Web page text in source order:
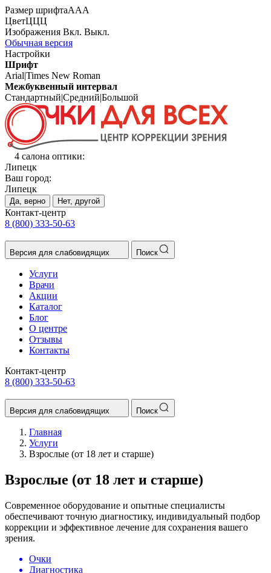
Размер шрифтаААА
ЦветЦЦЦ
Изображения Вкл. Выкл.
Обычная версия
Настройки
Шрифт
Arial|Times New Roman
Межбуквенный интервал
Стандартный|Средний|Большой
4 салона оптики:
Липецк
Ваш город:
Липецк
Да, верно Нет, другой
Контакт-центр
8 (800) 333-50-63
Версия для слабовидящих Поиск
Услуги
Врачи
Акции
Каталог
Блог
О центре
Отзывы
Контакты
Контакт-центр
8 (800) 333-50-63
Версия для слабовидящих Поиск
Главная
Услуги
Взрослые (от 18 лет и старше)
Взрослые (от 18 лет и старше)
Современное оборудование и опытные специалисты
обеспечивают точную диагностику, индивидуальный подбор
коррекции и эффективное лечение для сохранения вашего
зрения.
Очки
Диагностика